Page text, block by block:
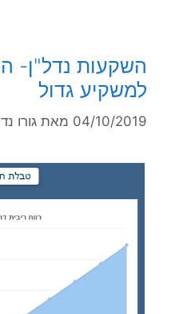
השקעות נדל"ן-
למשקיע גדול
04/10/2019 מאת גורו